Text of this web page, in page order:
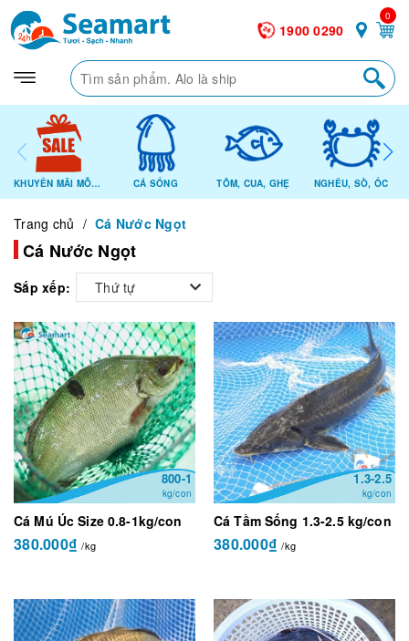
1900 0290
0
KHUYẾN MÃI MỖI NGÀY CÁ SỐNG TÔM, CUA, GHẸ NGHÊU, SÒ, ỐC
Trang chủ / Cá Nước Ngọt
Cá Nước Ngọt
Sắp xếp: Thứ tự
800-1
kg/con
Cá Mú Úc Size 0.8-1kg/con
380.000₫/kg
1.3-2.5
kg/con
Cá Tầm Sống 1.3-2.5 kg/con
380.000₫/kg